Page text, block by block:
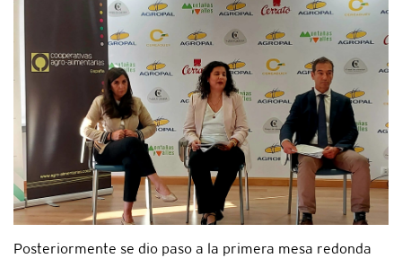
Posteriormente se dio paso a la primera mesa redonda